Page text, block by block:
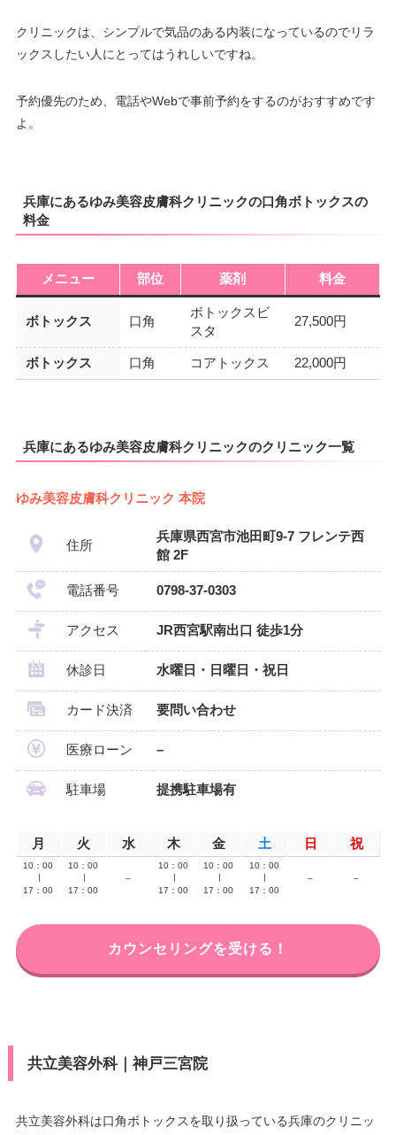
クリニックは、シンプルで気品のある内装になっているのでリラ
ックスしたい人にとってはうれしいですね。
予約優先のため、電話やWebで事前予約をするのがおすすめです
よ。
兵庫にあるゆみ美容皮膚科クリニックの口角ボトックスの
料金
メニュー 部位 薬剤 料金
ボトックス 口角
ボトックスビ
スタ
27,500円
ボトックス 口角 コアトックス 22,000円
兵庫にあるゆみ美容皮膚科クリニックのクリニック一覧
ゆみ美容皮膚科クリニック 本院
住所
兵庫県西宮市池田町9-7 フレンテ西
館 2F
電話番号 0798-37-0303
アクセス JR西宮駅南出口 徒歩1分
休診日 水曜日・日曜日・祝日
カード決済 要問い合わせ
医療ローン –
駐車場 提携駐車場有
月 火 水 木 金 土 日 祝
10：00
17：00
10：00
17：00
–
10：00
17：00
10：00
17：00
10：00
17：00
– –
カウンセリングを受ける！
共立美容外科｜神戸三宮院
共立美容外科は口角ボトックスを取り扱っている兵庫のクリニッ